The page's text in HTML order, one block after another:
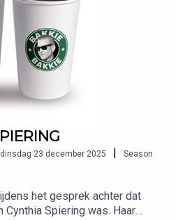
dinsdag 23 december 2025
Season
het gesprek achter dat
Cynthia Spiering was. Haar